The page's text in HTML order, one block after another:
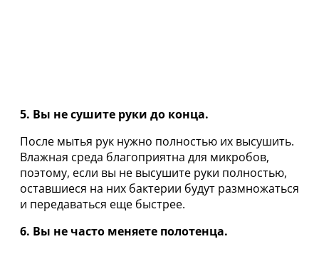
5. Вы не сушите руки до конца.
После мытья рук нужно полностью их высушить.
Влажная среда благоприятна для микробов,
поэтому, если вы не высушите руки полностью,
оставшиеся на них бактерии будут размножаться
и передаваться еще быстрее.
6. Вы не часто меняете полотенца.